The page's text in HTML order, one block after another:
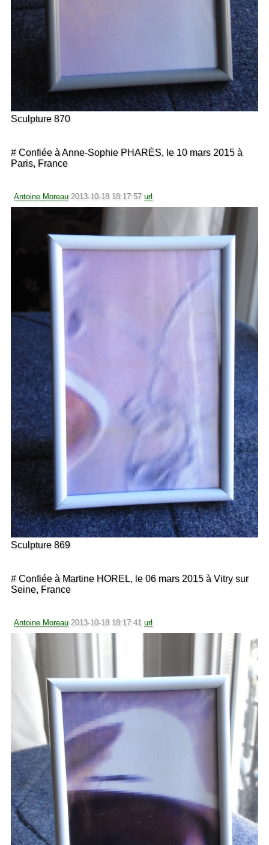
Sculpture 870
# Confiée à Anne-Sophie PHARÈS, le 10 mars 2015 à
Paris, France
Antoine Moreau 2013-10-18 18:17:57 url
Sculpture 869
# Confiée à Martine HOREL, le 06 mars 2015 à Vitry sur
Seine, France
Antoine Moreau 2013-10-18 18:17:41 url